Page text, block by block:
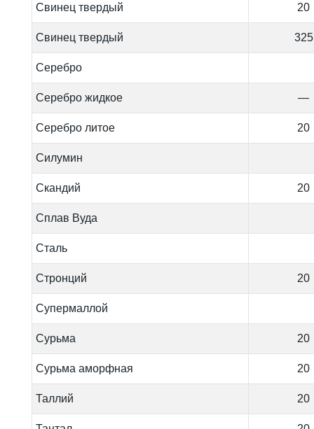
Свинец твердый 20
Свинец твердый 325
Серебро
Серебро жидкое —
Серебро литое 20
Силумин
Скандий 20
Сплав Вуда
Сталь
Стронций 20
Супермаллой
Сурьма 20
Сурьма аморфная 20
Таллий 20